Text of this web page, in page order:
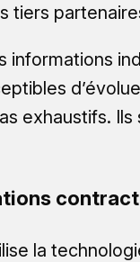
tiers
informations
exhaustifs.
la